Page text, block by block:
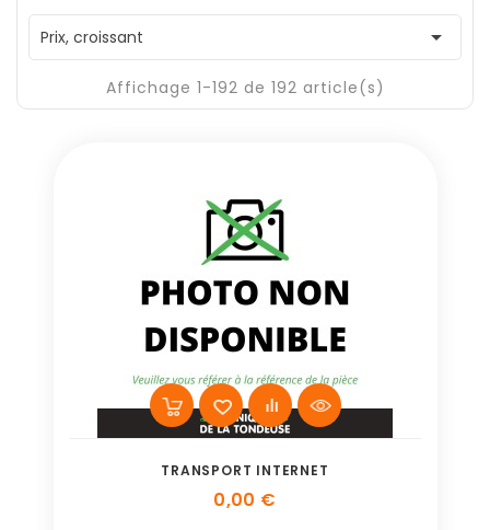
Prix, croissant 
Affichage 1-192 de 192 article(s)
TRANSPORT INTERNET
0,00 €